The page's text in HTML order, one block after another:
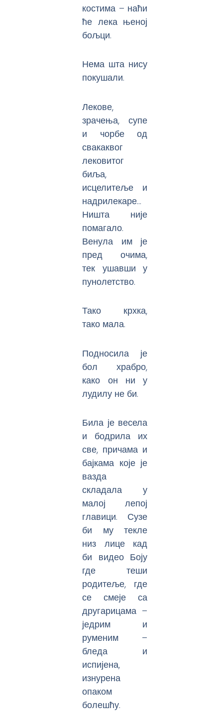
костима – наћи
ће лека њеној
бољци.
Нема шта нису
покушали.
Лекове,
зрачења, супе
и чорбе од
свакаквог
лековитог
биља,
исцелитеље и
надрилекаре…
Ништа није
помагало.
Венула им је
пред очима,
тек ушавши у
пунолетство.
Тако крхка,
тако мала.
Подносила је
бол храбро,
како он ни у
лудилу не би.
Била је весела
и бодрила их
све, причама и
бајкама које је
вазда
складала у
малој лепој
главици. Сузе
би му текле
низ лице кад
би видео Боју
где теши
родитеље, где
се смеје са
другарицама –
једрим и
руменим –
бледа и
испијена,
изнурена
опаком
болешћу.